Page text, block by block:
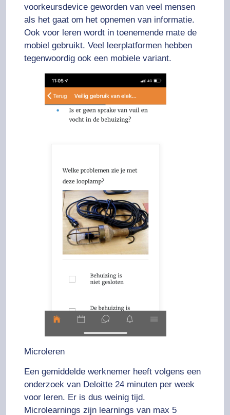
voorkeursdevice geworden van veel mensen
als het gaat om het opnemen van informatie.
Ook voor leren wordt in toenemende mate de
mobiel gebruikt. Veel leerplatformen hebben
tegenwoordig ook een mobiele variant.
Microleren
Een gemiddelde werknemer heeft volgens een
onderzoek van Deloitte 24 minuten per week
voor leren. Er is dus weinig tijd.
Microlearnings zijn learnings van max 5